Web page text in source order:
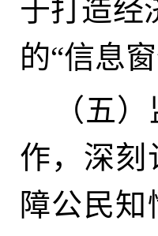
于打造经
的“信息
（五
作，深刻
障公民